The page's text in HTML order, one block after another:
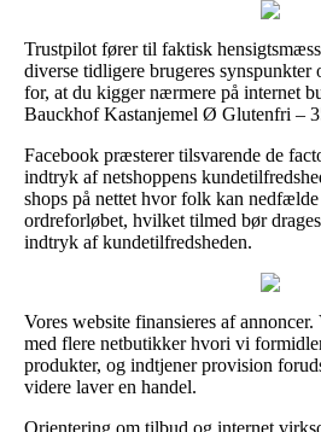
Trustpilot fører til faktisk
diverse tidligere brugeres synspunkter
for, at du kigger nærmere på internet
Bauckhof Kastanjemel Ø Glutenfri –
Facebook præsterer tilsvarende de
indtryk af netshoppens
shops på nettet hvor folk kan
ordreforløbet, hvilket tilmed bør
indtryk af kundetilfredsheden.
Vores website finansieres af
med flere netbutikker hvori vi
produkter, og indtjener provision
videre laver en handel.